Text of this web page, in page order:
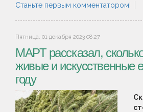
Станьте первым комментатором!
Пятница, 01 декабря 2023 08:27
МАРТ рассказал,
живые и искусственные
году